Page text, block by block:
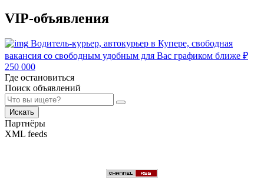
VIP-объявления
Водитель-курьер, автокурьер в Купере, свободная
вакансия со свободным удобным для Вас графиком ближе ₽
250 000
Где остановиться
Поиск объявлений
Искать
Партнёры
XML feeds